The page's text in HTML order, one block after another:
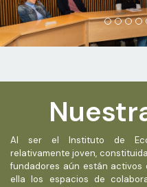
Al ser el Instituto de
relativamente joven,
fundadores aún están
ella los espacios de